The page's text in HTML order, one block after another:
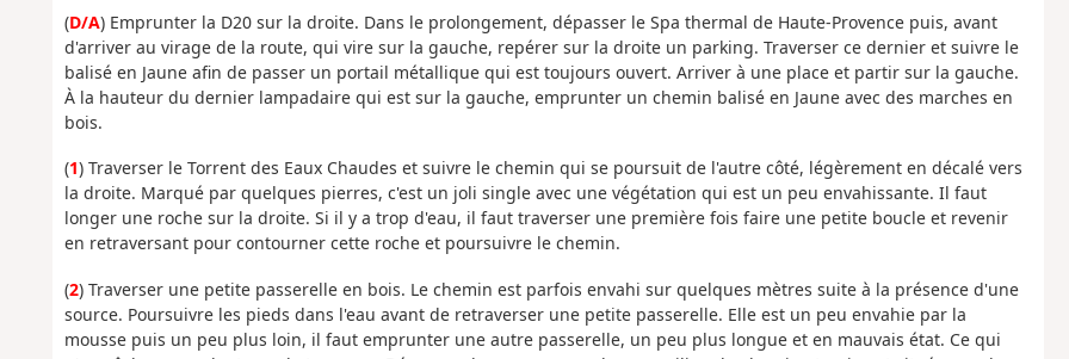
(D/A) Emprunter la D20 sur la droite. Dans le prolongement, dépasser le Spa thermal de Haute-Provence puis, avant
d'arriver au virage de la route, qui vire sur la gauche, repérer sur la droite un parking. Traverser ce dernier et suivre le
balisé en Jaune afin de passer un portail métallique qui est toujours ouvert. Arriver à une place et partir sur la gauche.
À la hauteur du dernier lampadaire qui est sur la gauche, emprunter un chemin balisé en Jaune avec des marches en
bois.
(1) Traverser le Torrent des Eaux Chaudes et suivre le chemin qui se poursuit de l'autre côté, légèrement en décalé vers
la droite. Marqué par quelques pierres, c'est un joli single avec une végétation qui est un peu envahissante. Il faut
longer une roche sur la droite. Si il y a trop d'eau, il faut traverser une première fois faire une petite boucle et revenir
en retraversant pour contourner cette roche et poursuivre le chemin.
(2) Traverser une petite passerelle en bois. Le chemin est parfois envahi sur quelques mètres suite à la présence d'une
source. Poursuivre les pieds dans l'eau avant de retraverser une petite passerelle. Elle est un peu envahie par la
mousse puis un peu plus loin, il faut emprunter une autre passerelle, un peu plus longue et en mauvais état. Ce qui